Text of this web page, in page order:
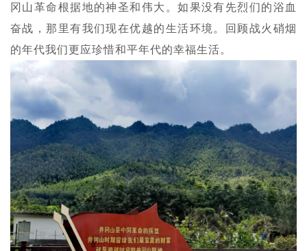
冈山革命根据地的神圣和伟大。如果没有先烈们的浴血
奋战，那里有我们现在优越的生活环境。回顾战火硝烟
的年代我们更应珍惜和平年代的幸福生活。